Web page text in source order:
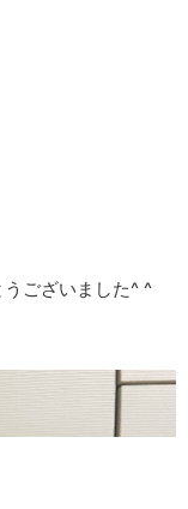
ございました^ ^